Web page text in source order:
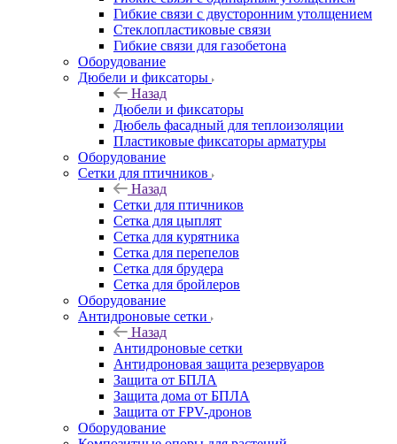
Гибкие связи с двусторонним утолщением
Стеклопластиковые связи
Гибкие связи для газобетона
Оборудование
Дюбели и фиксаторы
Назад
Дюбели и фиксаторы
Дюбель фасадный для теплоизоляции
Пластиковые фиксаторы арматуры
Оборудование
Сетки для птичников
Назад
Сетки для птичников
Сетка для цыплят
Сетка для курятника
Сетка для перепелов
Сетка для брудера
Сетка для бройлеров
Оборудование
Антидроновые сетки
Назад
Антидроновые сетки
Антидроновая защита резервуаров
Защита от БПЛА
Защита дома от БПЛА
Защита от FPV-дронов
Оборудование